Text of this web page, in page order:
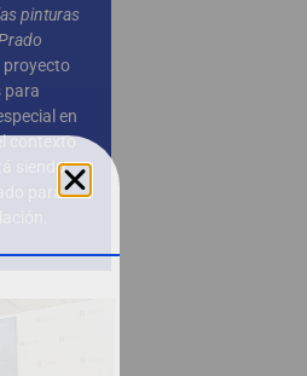
pinturas
proyecto
para
en
contexto
siendo
para